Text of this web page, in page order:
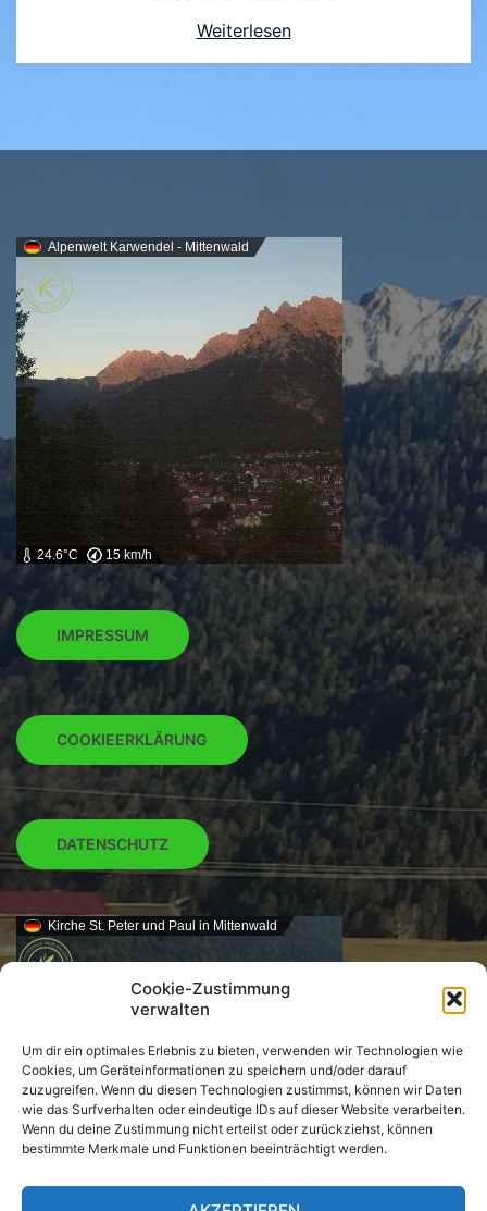
Cookie-Zustimmung
verwalten
Um dir ein optimales Erlebnis zu bieten, verwenden wir Technologien wie
Cookies, um Geräteinformationen zu speichern und/oder darauf
zuzugreifen. Wenn du diesen Technologien zustimmst, können wir Daten
wie das Surfverhalten oder eindeutige IDs auf dieser Website verarbeiten.
Wenn du deine Zustimmung nicht erteilst oder zurückziehst, können
bestimmte Merkmale und Funktionen beeinträchtigt werden.
Weiterlesen
Alpenwelt Karwendel - Mittenwald
24.6°C 15 km/h
IMPRESSUM
COOKIEERKLÄRUNG
DATENSCHUTZ
Kirche St. Peter und Paul in Mittenwald